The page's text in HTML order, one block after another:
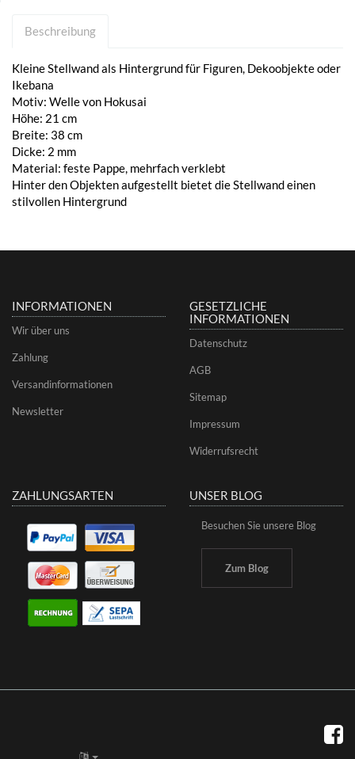
Beschreibung
Kleine Stellwand als Hintergrund für Figuren, Dekoobjekte oder
Ikebana
Motiv: Welle von Hokusai
Höhe: 21 cm
Breite: 38 cm
Dicke: 2 mm
Material: feste Pappe, mehrfach verklebt
Hinter den Objekten aufgestellt bietet die Stellwand einen
stilvollen Hintergrund
INFORMATIONEN
Wir über uns
Zahlung
Versandinformationen
Newsletter
GESETZLICHE
INFORMATIONEN
Datenschutz
AGB
Sitemap
Impressum
Widerrufsrecht
ZAHLUNGSARTEN UNSER BLOG
Besuchen Sie unsere Blog
Zum Blog